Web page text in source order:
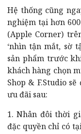
Hệ thống cũng
nghiệm tại hơn
(Apple Corner)
‘nhìn tận mắt, sờ
sản phẩm trước
khách hàng chọn
Shop & F.Studio
ưu đãi sau:
1. Nhân đôi thời
đặc quyền chỉ có